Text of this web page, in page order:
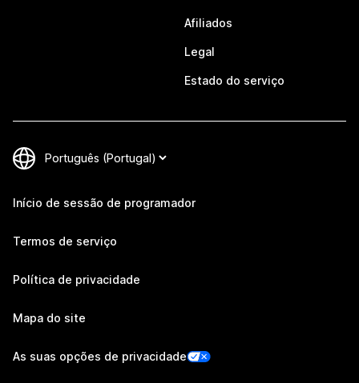
Afiliados
Legal
Estado do serviço
Início de sessão de programador
Termos de serviço
Política de privacidade
Mapa do site
As suas opções de privacidade